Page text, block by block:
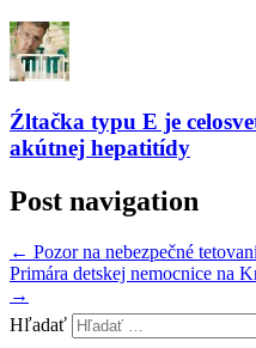
Źltačka typu E je
akútnej hepatitídy
Post navigation
← Pozor na nebezpečné
Primára detskej nemocnice na
→
Hľadať